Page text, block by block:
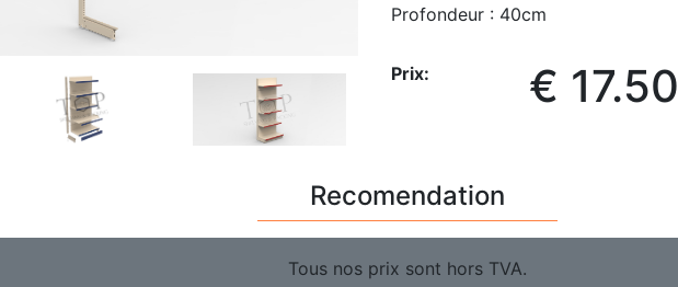
Profondeur : 40cm
Prix: € 17.50
Recomendation
Tous nos prix sont hors TVA.